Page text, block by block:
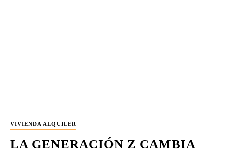
VIVIENDA ALQUILER
LA GENERACIÓN Z CAMBIA